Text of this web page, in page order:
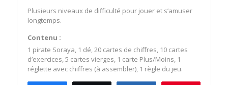
Plusieurs niveaux de difficulté pour jouer et s’amuser
longtemps.
Contenu :
1 pirate Soraya, 1 dé, 20 cartes de chiffres, 10 cartes
d’exercices, 5 cartes vierges, 1 carte Plus/Moins, 1
réglette avec chiffres (à assembler), 1 règle du jeu.